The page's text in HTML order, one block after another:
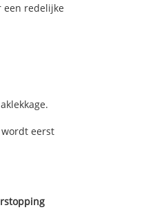
een redelijke
eerst